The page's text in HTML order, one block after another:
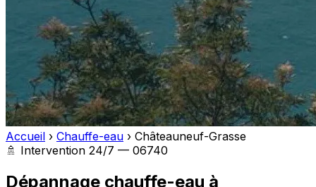
Accueil › Chauffe-eau › Châteauneuf-Grasse
🚿 Intervention 24/7 — 06740
Dépannage chauffe-eau à